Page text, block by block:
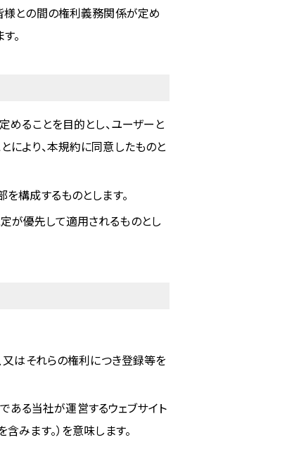
様との間の権利義務関係が定め
。
めることを目的とし、ユーザーと
により、本規約に同意したものと
構成するものとします。
が優先して適用されるものとし
又はそれらの権利につき登録等を
ある当社が運営するウェブサイト
みます。）を意味します。